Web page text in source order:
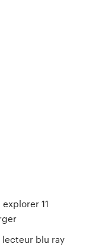
11
lecteur blu ray